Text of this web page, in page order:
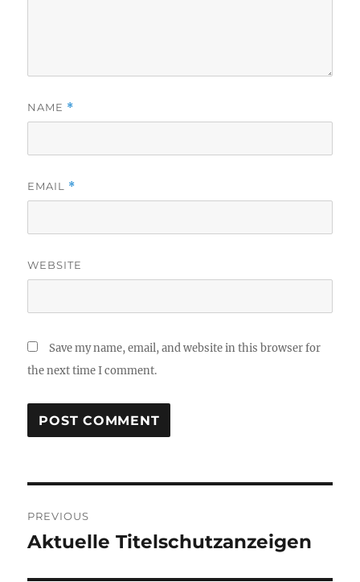
NAME *
EMAIL *
WEBSITE
Save my name, email, and website in this browser for
the next time I comment.
navigation
PREVIOUS
Previous
Aktuelle Titelschutzanzeigen